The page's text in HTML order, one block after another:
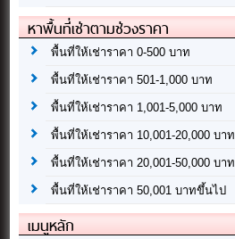
หาพื้นที่เช่าตามช่วงราคา
พื้นที่ให้เช่าราคา 0-500 บาท
พื้นที่ให้เช่าราคา 501-1,000 บาท
พื้นที่ให้เช่าราคา 1,001-5,000 บาท
พื้นที่ให้เช่าราคา 10,001-20,000 บาท
พื้นที่ให้เช่าราคา 20,001-50,000 บาท
พื้นที่ให้เช่าราคา 50,001 บาทขึ้นไป
เมนูหลัก